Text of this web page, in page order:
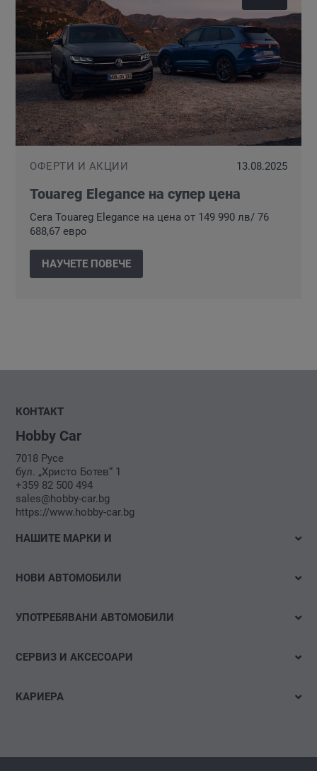
ОФЕРТИ И АКЦИИ 13.08.2025
Touareg Elegance на супер цена
Сега Touareg Elegance на цена от 149 990 лв/ 76
688,67 евро
НАУЧЕТЕ ПОВЕЧЕ
КОНТАКТ
Hobby Car
7018 Русе
бул. „Христо Ботев“ 1
+359 82 500 494
sales@hobby-car.bg
https://www.hobby-car.bg
НАШИТЕ МАРКИ И
Audi
НОВИ АВТОМОБИЛИ
Тестово шофиране
Конфигуриране
УПОТРЕБЯВАНИ АВТОМОБИЛИ
Детайлно търсене
СЕРВИЗ И АКСЕСОАРИ
Час за сервиз
КАРИЕРА